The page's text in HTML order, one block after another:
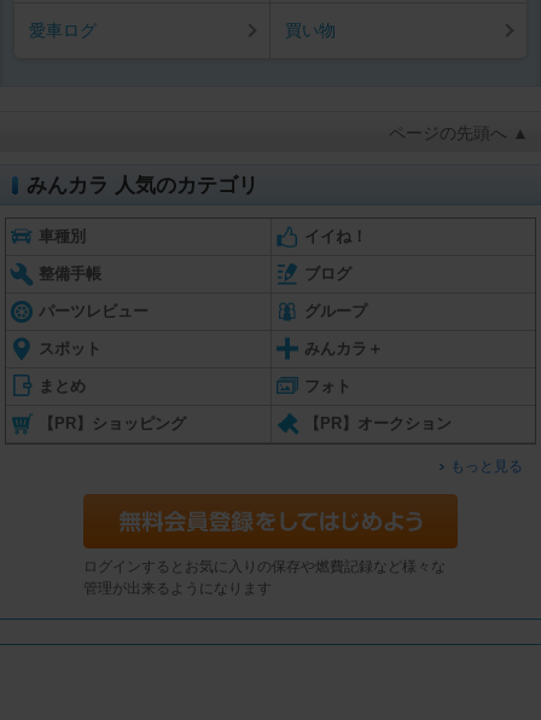
愛車ログ 買い物
ページの先頭へ ▲
みんカラ 人気のカテゴリ
車種別 イイね！
整備手帳 ブログ
パーツレビュー グループ
スポット みんカラ＋
まとめ フォト
【PR】ショッピング 【PR】オークション
もっと見る
ログインするとお気に入りの保存や燃費記録など様々な
管理が出来るようになります